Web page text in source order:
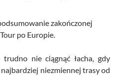
zakończonej
po Europie.
trudno nie ciągnąć łacha, gdy
niezmiennej trasy od